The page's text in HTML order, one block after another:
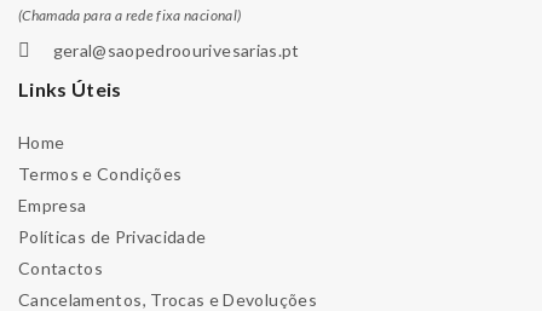
(Chamada para a rede fixa nacional)
geral@saopedroourivesarias.pt
Links Úteis
Home
Termos e Condições
Empresa
Políticas de Privacidade
Contactos
Cancelamentos, Trocas e Devoluções